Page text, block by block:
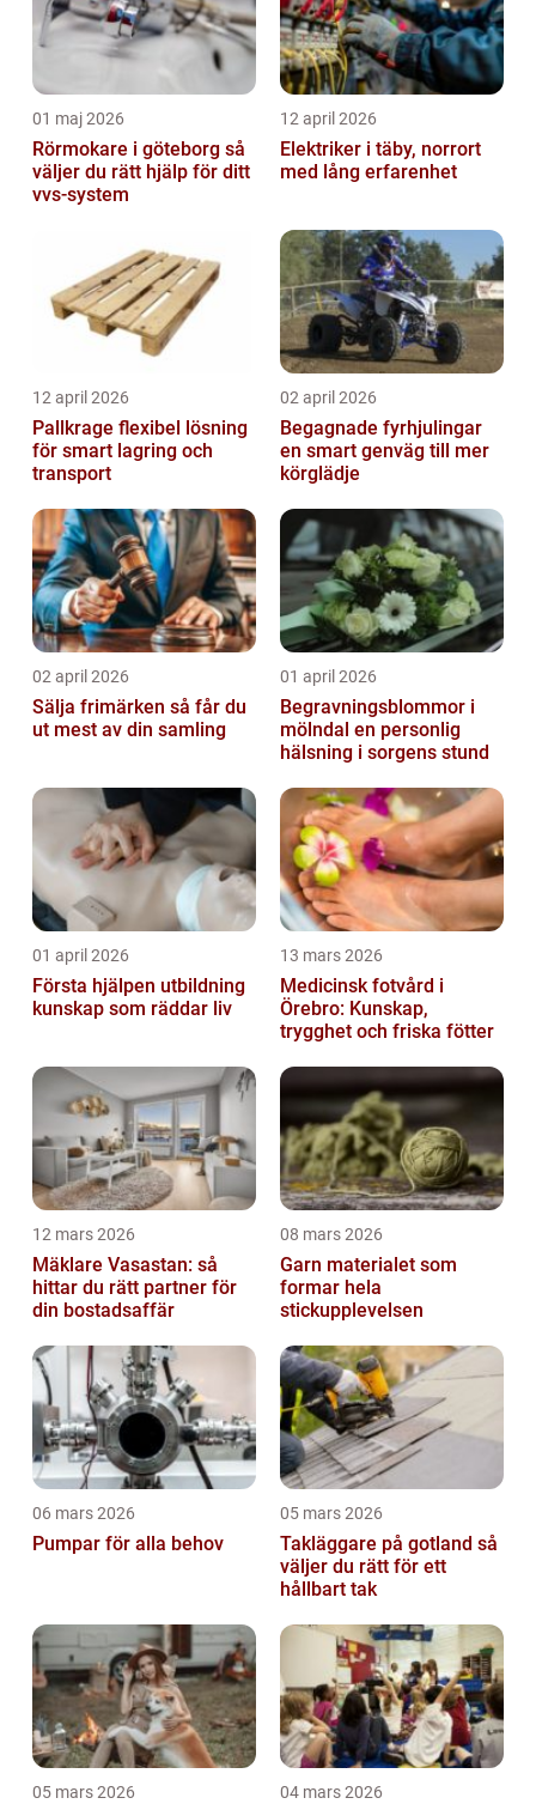
01 maj 2026
Rörmokare i göteborg så
väljer du rätt hjälp för ditt
vvs-system
12 april 2026
Elektriker i täby, norrort
med lång erfarenhet
12 april 2026
Pallkrage flexibel lösning
för smart lagring och
transport
02 april 2026
Begagnade fyrhjulingar
en smart genväg till mer
körglädje
02 april 2026
Sälja frimärken så får du
ut mest av din samling
01 april 2026
Begravningsblommor i
mölndal en personlig
hälsning i sorgens stund
01 april 2026
Första hjälpen utbildning
kunskap som räddar liv
13 mars 2026
Medicinsk fotvård i
Örebro: Kunskap,
trygghet och friska fötter
12 mars 2026
Mäklare Vasastan: så
hittar du rätt partner för
din bostadsaffär
08 mars 2026
Garn materialet som
formar hela
stickupplevelsen
06 mars 2026
Pumpar för alla behov
05 mars 2026
Takläggare på gotland så
väljer du rätt för ett
hållbart tak
05 mars 2026 04 mars 2026